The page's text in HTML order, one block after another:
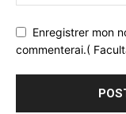
Enregistrer mon
commenterai.(